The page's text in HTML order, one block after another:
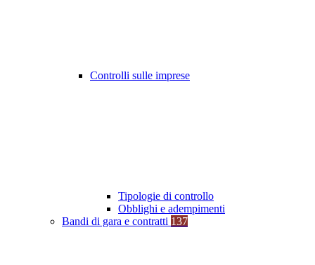
Controlli sulle imprese
Tipologie di controllo
Obblighi e adempimenti
Bandi di gara e contratti 137